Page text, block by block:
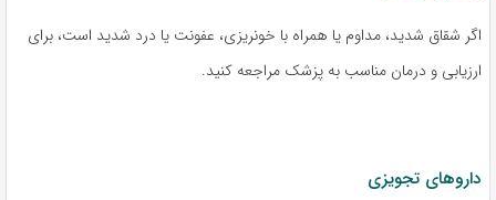
اگر شقاق شدید، مداوم یا همراه با خونریزی، عفونت یا درد شدید است، برای
ارزیابی و درمان مناسب به پزشک مراجعه کنید.
داروهای تجویزی